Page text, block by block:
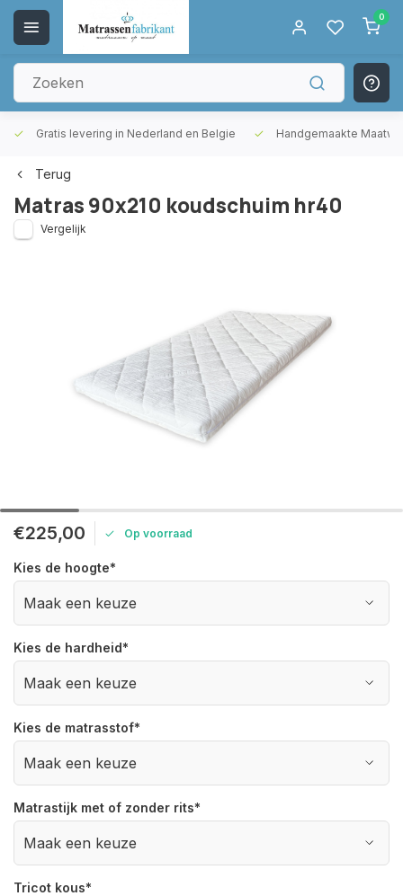
0
Gratis levering in Nederland en Belgie Handgemaakte
Terug
Matras 90x210 koudschuim hr40
Vergelijk
€225,00 Op voorraad
Kies de hoogte*
Kies de hardheid*
Kies de matrasstof*
Matrastijk met of zonder rits*
Tricot kous*